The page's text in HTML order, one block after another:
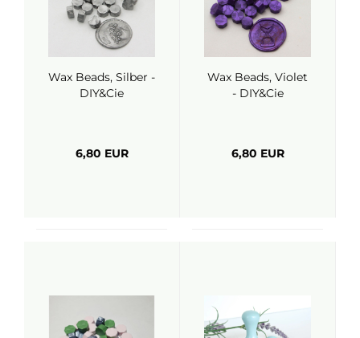
Wax Beads, Silber -
DIY&Cie
6,80 EUR
Wax Beads, Violet
- DIY&Cie
6,80 EUR